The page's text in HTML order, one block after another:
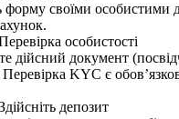
форму своїми особистими
особистості
дійсний документ
KYC є
депозит